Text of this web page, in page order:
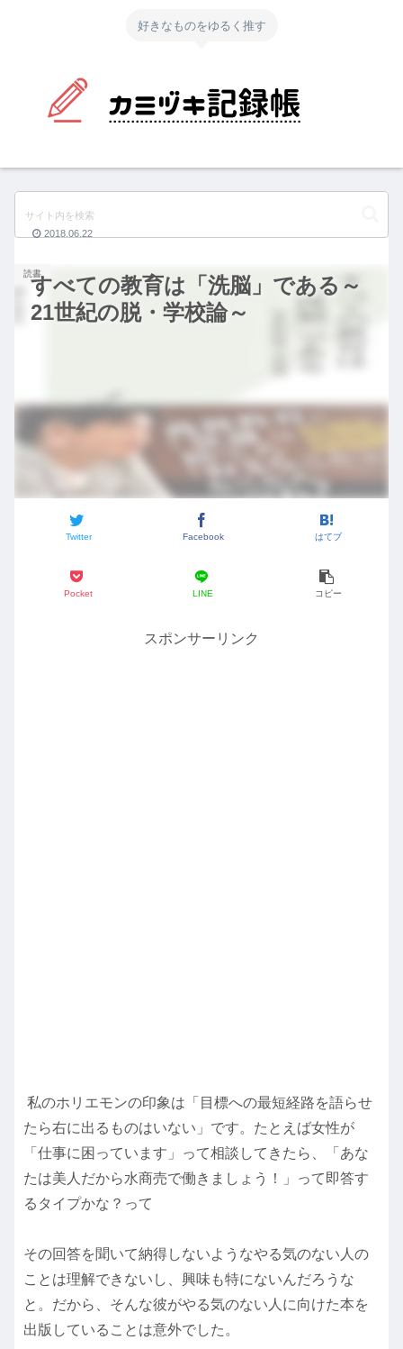
好きなものをゆるく推す
すべての教育は「洗脳」である～
21世紀の脱・学校論～
読書
Twitter Facebook はてブ
Pocket LINE コピー
2018.06.22
スポンサーリンク
私のホリエモンの印象は「目標への最短経路を語らせ
たら右に出るものはいない」です。たとえば女性が
「仕事に困っています」って相談してきたら、「あな
たは美人だから水商売で働きましょう！」って即答す
るタイプかな？って
その回答を聞いて納得しないようなやる気のない人の
ことは理解できないし、興味も特にないんだろうな
と。だから、そんな彼がやる気のない人に向けた本を
出版していることは意外でした。